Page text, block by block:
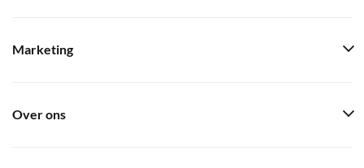
Marketing
Over ons